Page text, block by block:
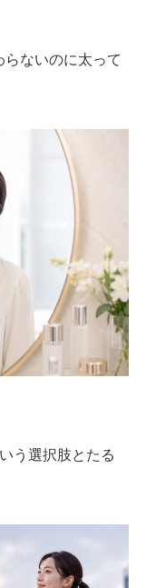
ないのに太って
う選択肢とたる